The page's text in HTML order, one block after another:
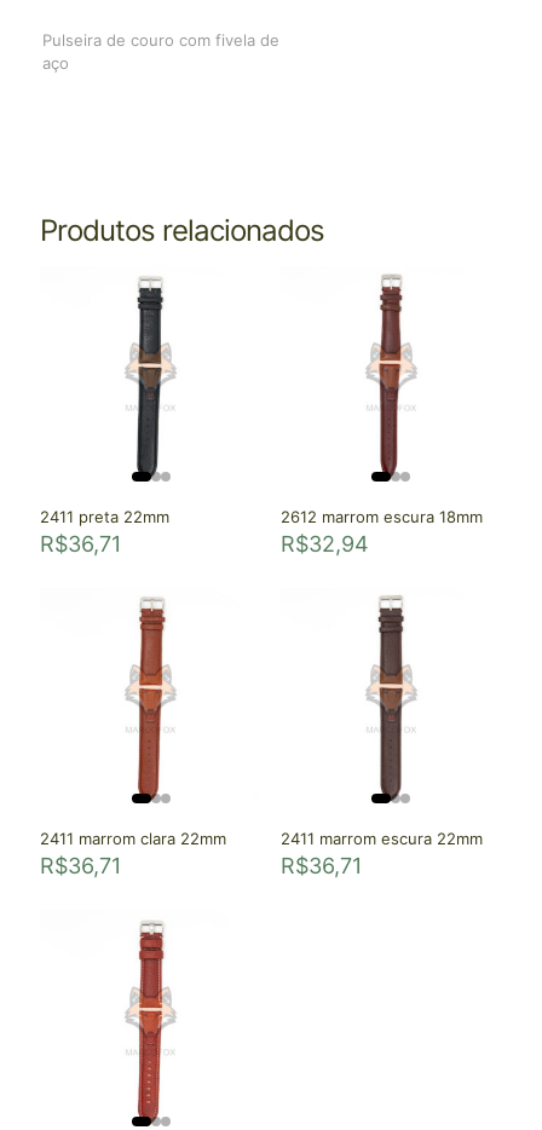
Pulseira de couro com fivela de
aço
Produtos relacionados
2411 preta 22mm
R$36,71
2612 marrom escura 18mm
R$32,94
2411 marrom clara 22mm
R$36,71
2411 marrom escura 22mm
R$36,71